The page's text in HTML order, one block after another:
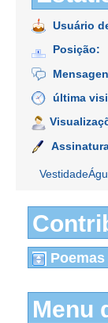
Usuário
Posição:
última
Menu